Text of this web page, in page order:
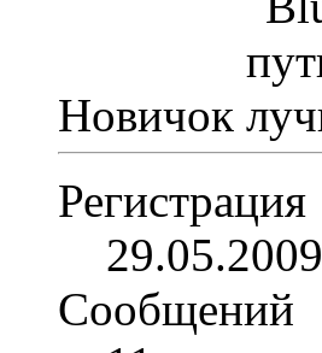
Новичок
Регистрация
29.05.2009
Сообщений